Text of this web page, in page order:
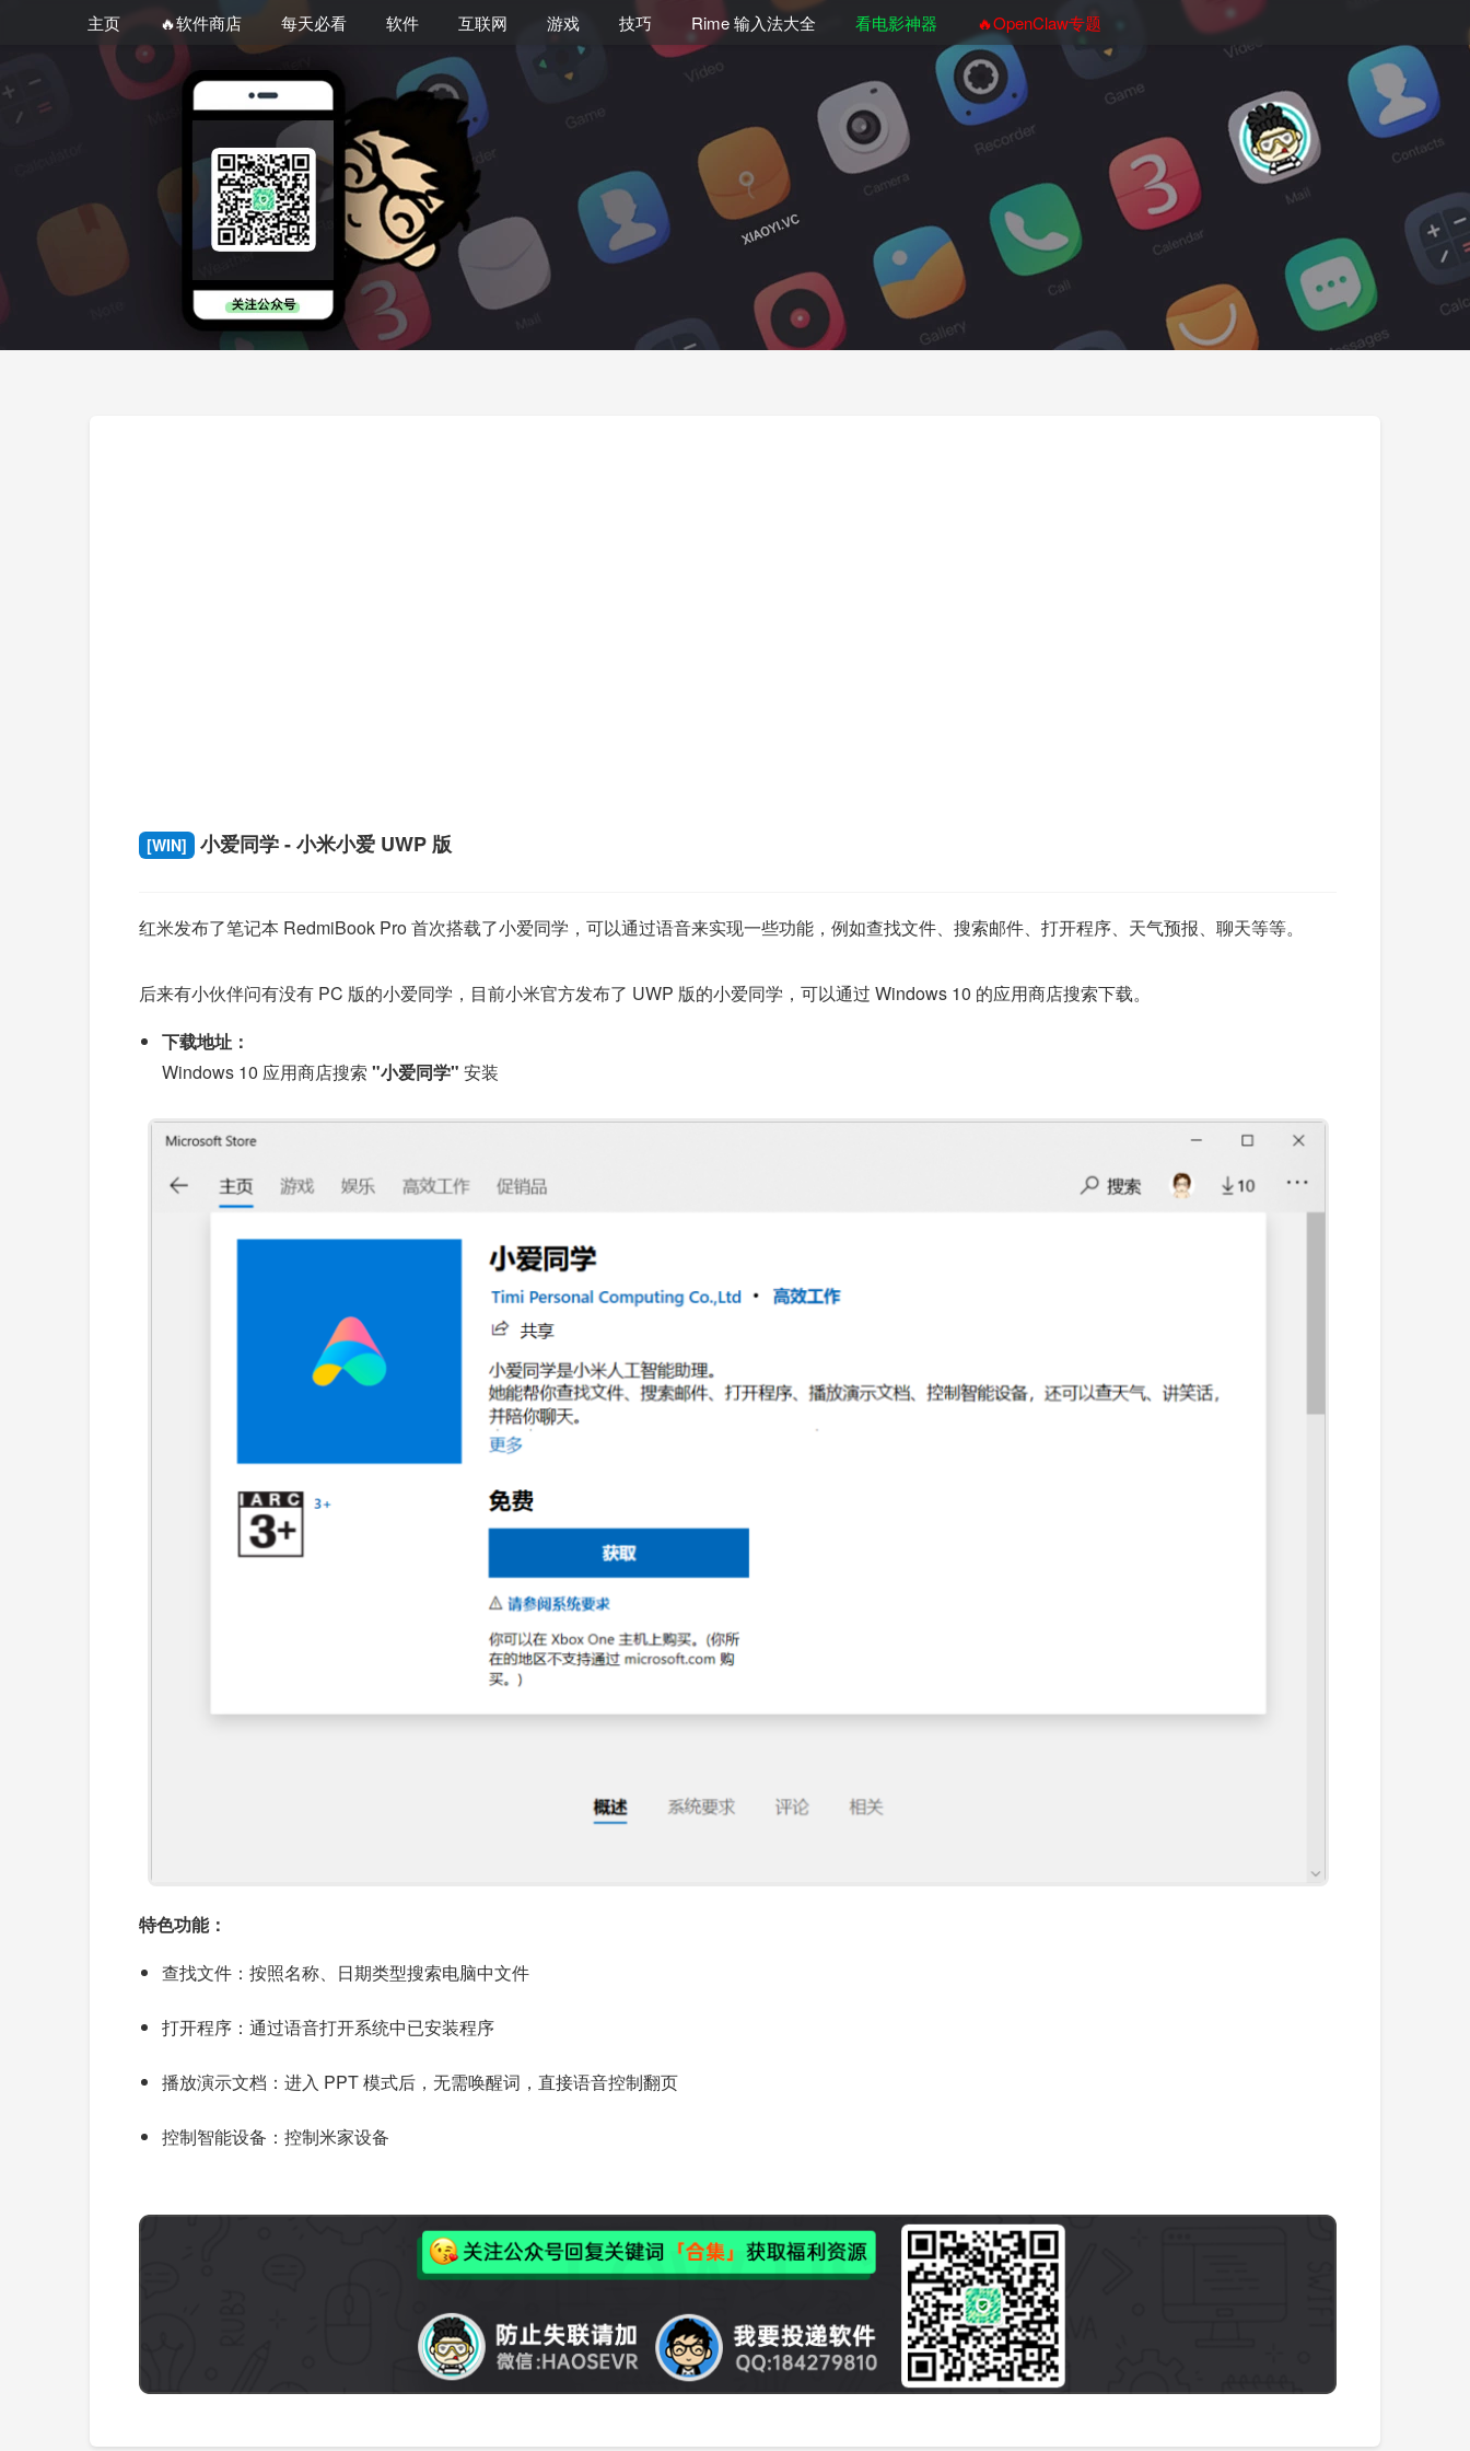
主页 🔥软件商店 每天必看 软件 互联网 游戏 技巧 Rime 输入法大全 看电影神器 🔥OpenClaw专题
[WIN] 小爱同学 - 小米小爱 UWP 版
红米发布了笔记本 RedmiBook Pro 首次搭载了小爱同学，可以通过语音来实现一些功能，例如查找文件、搜索邮件、打开程序、天气预报、聊天等等。
后来有小伙伴问有没有 PC 版的小爱同学，目前小米官方发布了 UWP 版的小爱同学，可以通过 Windows 10 的应用商店搜索下载。
下载地址：
Windows 10 应用商店搜索 "小爱同学" 安装
特色功能：
查找文件：按照名称、日期类型搜索电脑中文件
打开程序：通过语音打开系统中已安装程序
播放演示文档：进入 PPT 模式后，无需唤醒词，直接语音控制翻页
控制智能设备：控制米家设备